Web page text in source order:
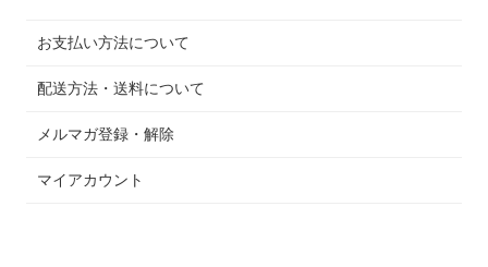
お支払い方法について
配送方法・送料について
メルマガ登録・解除
マイアカウント